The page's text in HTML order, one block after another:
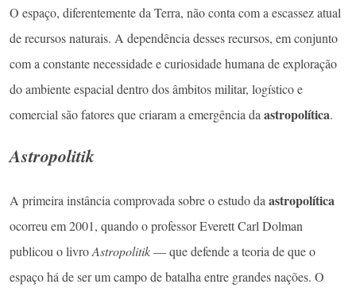
O espaço, diferentemente da Terra, não conta com a escassez atual
de recursos naturais. A dependência desses recursos, em conjunto
com a constante necessidade e curiosidade humana de exploração
do ambiente espacial dentro dos âmbitos militar, logístico e
comercial são fatores que criaram a emergência da astropolítica.
Astropolitik
A primeira instância comprovada sobre o estudo da astropolítica
ocorreu em 2001, quando o professor Everett Carl Dolman
publicou o livroAstropolitik— que defende a teoria de que o
espaço há de ser um campo de batalha entre grandes nações. O